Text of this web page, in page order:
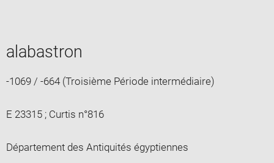
alabastron
-1069 / -664 (Troisième Période intermédiaire)
E 23315 ; Curtis n°816
Département des Antiquités égyptiennes